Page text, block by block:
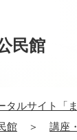
民館
タルサイト「
館 ＞ 講座